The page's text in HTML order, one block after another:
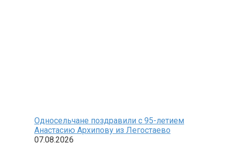
Односельчане поздравили с 95-летием
Анастасию Архипову из Легостаево
07.08.2026